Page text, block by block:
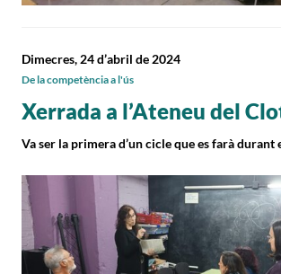
Xerrada a l’Ateneu del
Va ser la primera d’un cicle que es farà
Dimecres, 24 d’abril de 2024
De la competència a l'ús